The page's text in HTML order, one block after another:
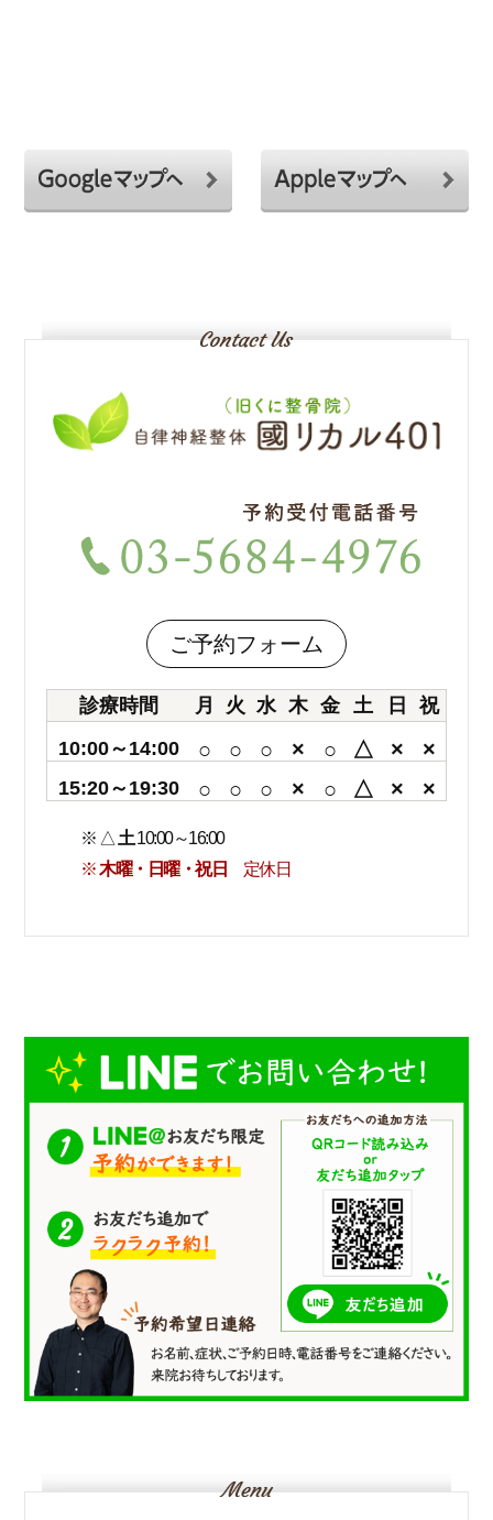
ご予約フォーム
診療時間 月 火 水 木 金 土 日
祝
10:00～14:00
○ ○ ○ × ○ △ × ×
15:20～19:30 ○ ○ ○ × ○ △ × ×
※ △ 土10:00～16:00
※木曜・日曜・祝日 定休日